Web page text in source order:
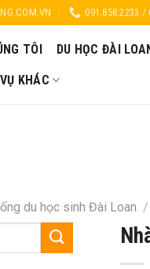
091.858.2233 /
TÔI DU HỌC ĐÀI
KHÁC
du học sinh Đài Loan /